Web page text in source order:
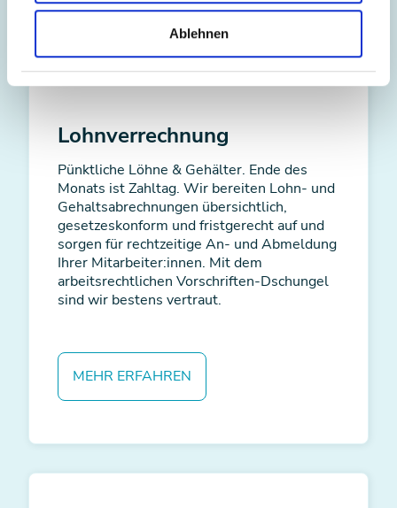
Ablehnen
Lohnverrechnung
Pünktliche Löhne & Gehälter. Ende des
Monats ist Zahltag. Wir bereiten Lohn- und
Gehaltsabrechnungen übersichtlich,
gesetzeskonform und fristgerecht auf und
sorgen für rechtzeitige An- und Abmeldung
Ihrer Mitarbeiter:innen. Mit dem
arbeitsrechtlichen Vorschriften-Dschungel
sind wir bestens vertraut.
MEHR ERFAHREN